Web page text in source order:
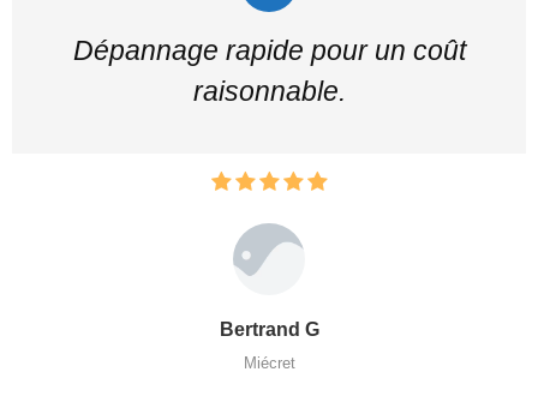
Dépannage rapide pour un coût
raisonnable.
Bertrand G
Miécret